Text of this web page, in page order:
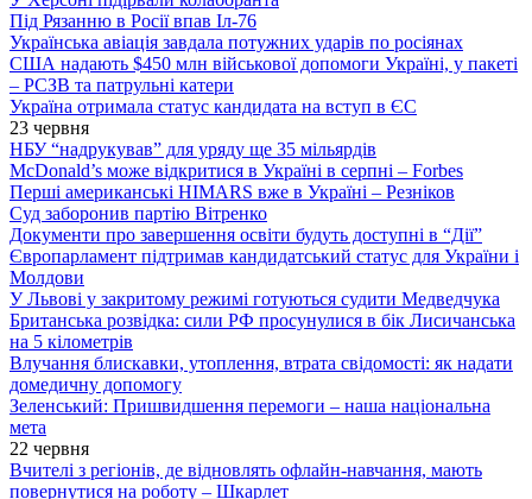
Під Рязанню в Росії впав Іл-76
Українська авіація завдала потужних ударів по росіянах
США надають $450 млн військової допомоги Україні, у пакеті
– РСЗВ та патрульні катери
Україна отримала статус кандидата на вступ в ЄС
23 червня
НБУ “надрукував” для уряду ще 35 мільярдів
McDonald’s може відкритися в Україні в серпні – Forbes
Перші американські HIMARS вже в Україні – Резніков
Суд заборонив партію Вітренко
Документи про завершення освіти будуть доступні в “Дії”
Європарламент підтримав кандидатський статус для України і
Молдови
У Львові у закритому режимі готуються судити Медведчука
Британська розвідка: сили РФ просунулися в бік Лисичанська
на 5 кілометрів
Влучання блискавки, утоплення, втрата свідомості: як надати
домедичну допомогу
Зеленський: Пришвидшення перемоги – наша національна
мета
22 червня
Вчителі з регіонів, де відновлять офлайн-навчання, мають
повернутися на роботу – Шкарлет